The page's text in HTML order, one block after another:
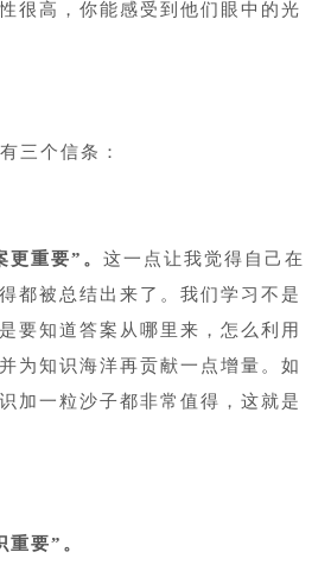
很高，你能感受到他们眼中的光
三个信条：
重要”。 这一点让我觉得自己在
都被总结出来了。我们学习不是
要知道答案从哪里来，怎么利用
为知识海洋再贡献一点增量。如
加一粒沙子都非常值得，这就是
要”。